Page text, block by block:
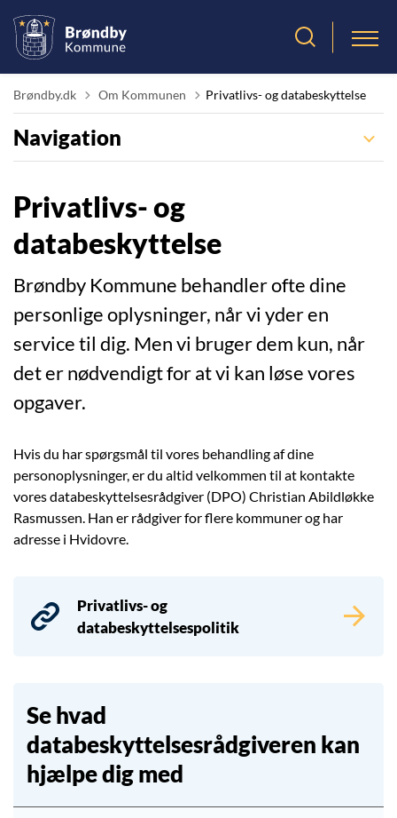
Brøndby.dk Tilbage til
Om Kommunen Privatlivs- og databeskyttelse
Navigation
Privatlivs- og
databeskyttelse
Brøndby Kommune behandler ofte dine
personlige oplysninger, når vi yder en
service til dig. Men vi bruger dem kun, når
det er nødvendigt for at vi kan løse vores
opgaver.
Hvis du har spørgsmål til vores behandling af dine
personoplysninger, er du altid velkommen til at kontakte
vores databeskyttelsesrådgiver (DPO) Christian Abildløkke
Rasmussen. Han er rådgiver for flere kommuner og har
adresse i Hvidovre.
Privatlivs- og
databeskyttelsespolitik
Se hvad
databeskyttelsesrådgiveren kan
hjælpe dig med